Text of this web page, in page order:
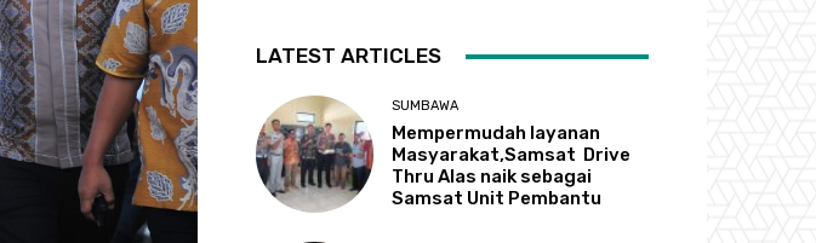
LATEST ARTICLES
SUMBAWA
Mempermudah layanan
Masyarakat,Samsat Drive
Thru Alas naik sebagai
Samsat Unit Pembantu